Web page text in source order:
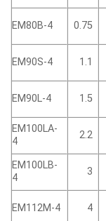
EM80B-4 0.75
EM90S-4 1.1
EM90L-4 1.5
EM100LA-
4
2.2
EM100LB-
4
3
EM112M-4 4